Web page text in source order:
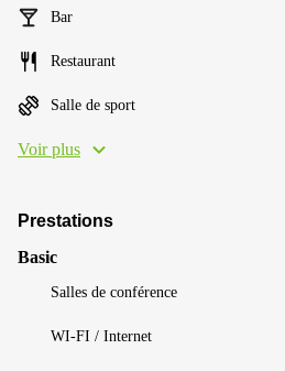
Bar
Restaurant
Salle de sport
Voir plus
Prestations
Basic
Salles de conférence
WI-FI / Internet